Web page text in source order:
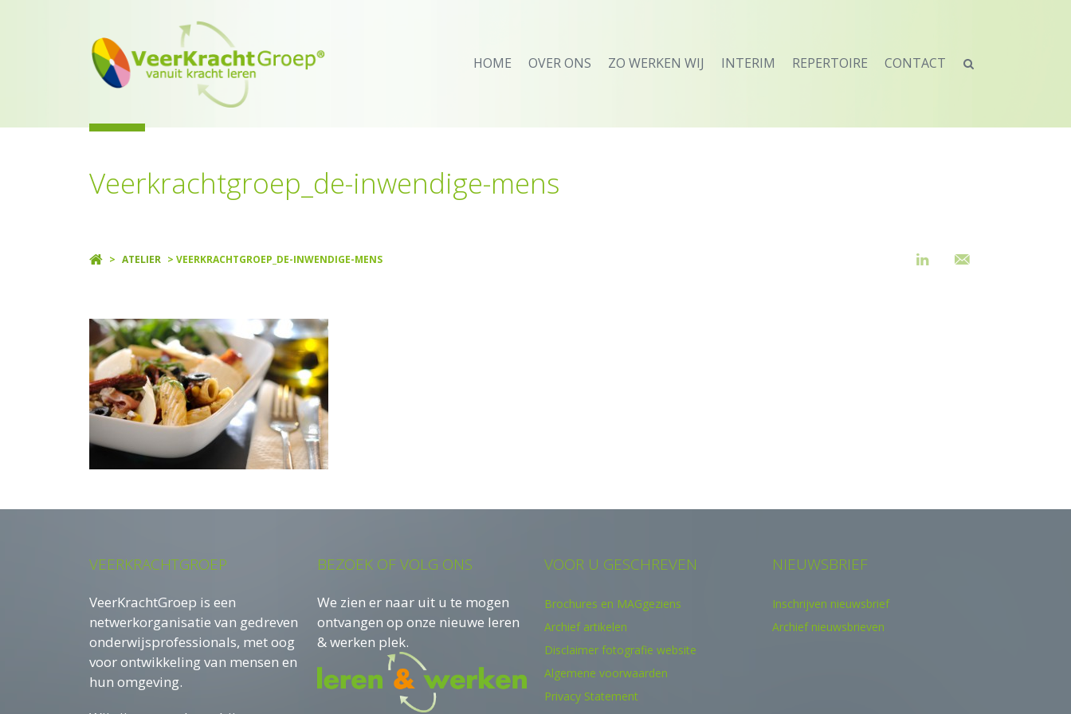
HOME OVER ONS ZO WERKEN WIJ INTERIM REPERTOIRE CONTACT
Veerkrachtgroep_de-inwendige-mens
> ATELIER > VEERKRACHTGROEP_DE-INWENDIGE-MENS
VEERKRACHTGROEP
VeerKrachtGroep is een
netwerkorganisatie van gedreven
onderwijsprofessionals, met oog
voor ontwikkeling van mensen en
hun omgeving.
BEZOEK OF VOLG ONS
We zien er naar uit u te mogen
ontvangen op onze nieuwe leren
& werken plek.
VOOR U GESCHREVEN
Brochures en MAGgeziens
Archief artikelen
Disclaimer fotografie website
Algemene voorwaarden
Privacy Statement
NIEUWSBRIEF
Inschrijven nieuwsbrief
Archief nieuwsbrieven